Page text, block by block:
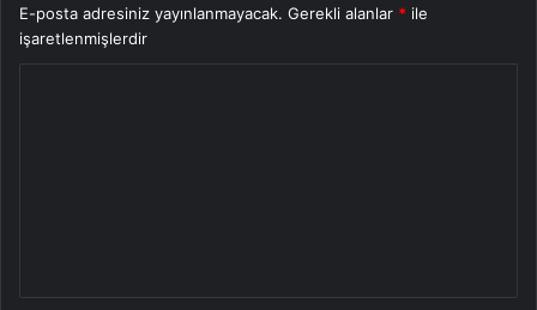
E-posta adresiniz yayınlanmayacak. Gerekli alanlar * ile
işaretlenmişlerdir